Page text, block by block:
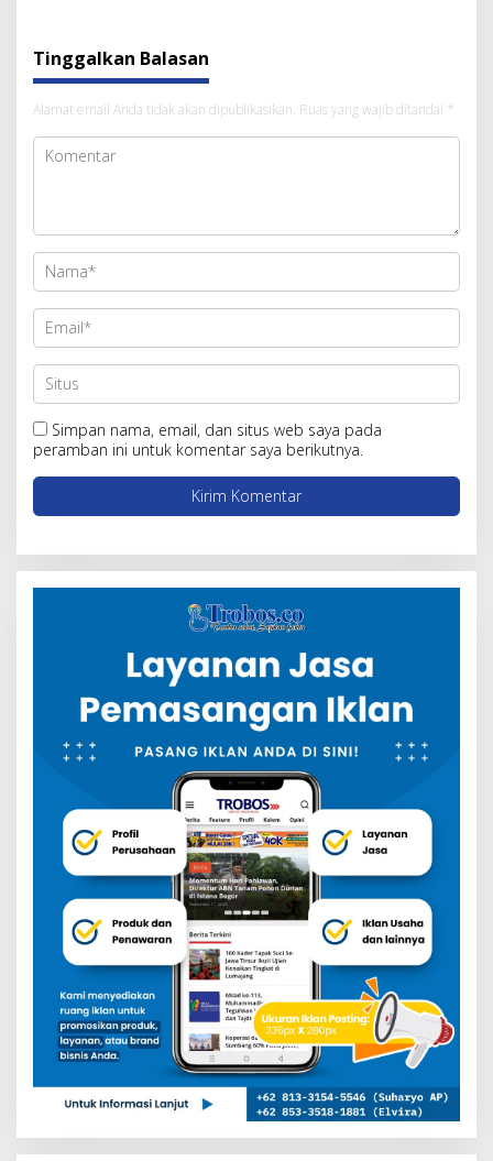
Tinggalkan Balasan
Alamat email Anda tidak akan dipublikasikan. Ruas yang wajib ditandai *
Simpan nama, email, dan situs web saya pada
peramban ini untuk komentar saya berikutnya.